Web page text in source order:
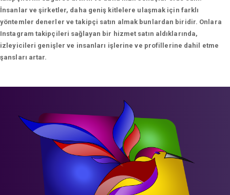
İnsanlar ve şirketler, daha geniş kitlelere ulaşmak için farklı
yöntemler denerler ve takipçi satın almak bunlardan biridir. Onlara
Instagram takipçileri sağlayan bir hizmet satın aldıklarında,
izleyicileri genişler ve insanları işlerine ve profillerine dahil etme
şansları artar.